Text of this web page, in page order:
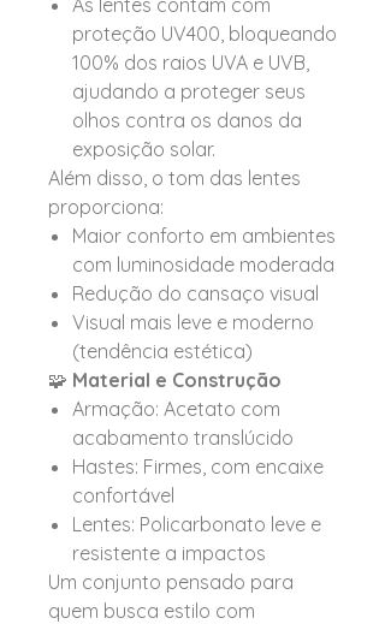
As lentes contam com
proteção UV400, bloqueando
100% dos raios UVA e UVB,
ajudando a proteger seus
olhos contra os danos da
exposição solar.
Além disso, o tom das lentes
proporciona:
Maior conforto em ambientes
com luminosidade moderada
Redução do cansaço visual
Visual mais leve e moderno
(tendência estética)
🧩 Material e Construção
Armação: Acetato com
acabamento translúcido
Hastes: Firmes, com encaixe
confortável
Lentes: Policarbonato leve e
resistente a impactos
Um conjunto pensado para
quem busca estilo com